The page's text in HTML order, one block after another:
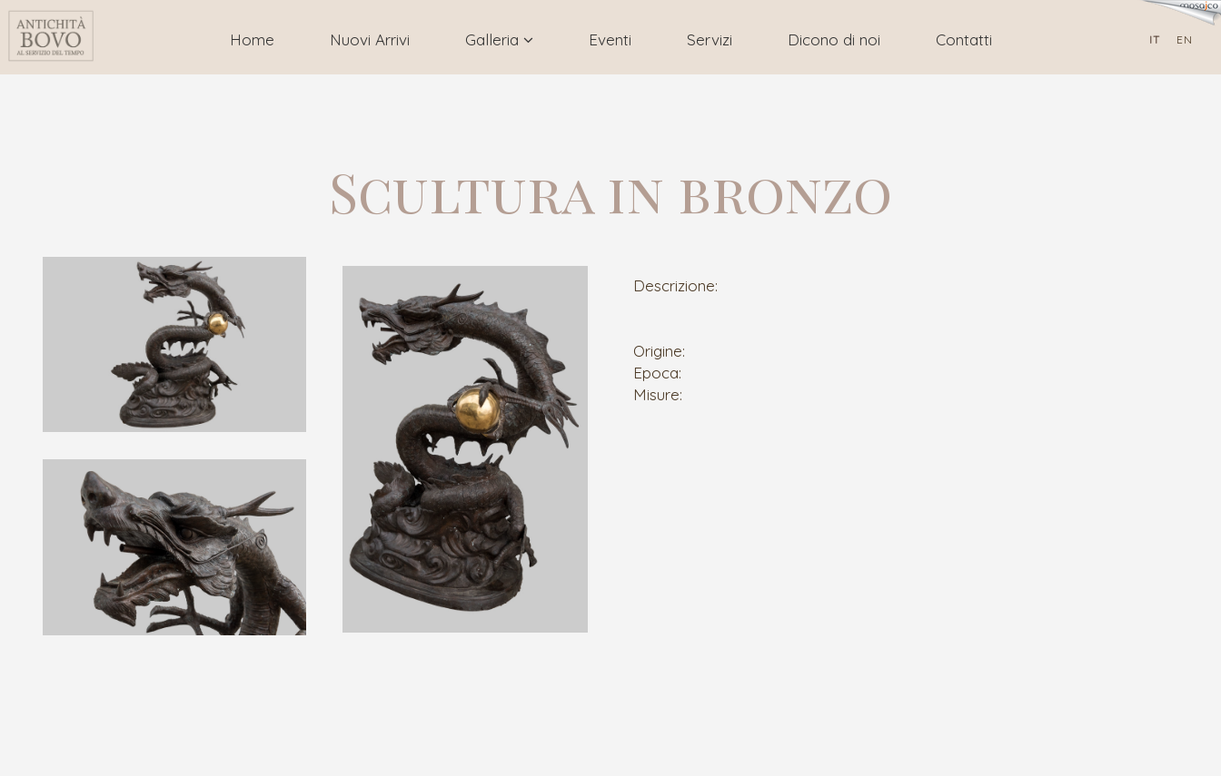
Home Nuovi Arrivi Galleria Eventi Servizi Dicono di noi Contatti IT EN
Scultura in bronzo
Descrizione:
Origine:
Epoca:
Misure: